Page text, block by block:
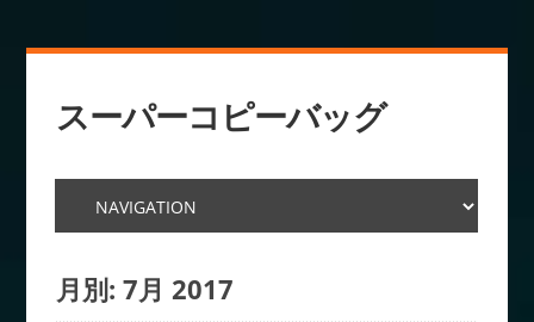
スーパーコピーバッグ
月別:7月 2017